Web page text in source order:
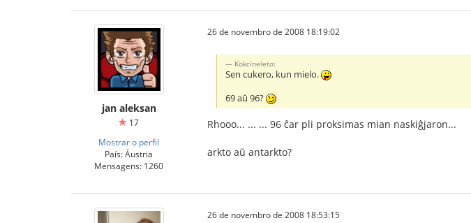
jan aleksan
17
Mostrar o perfil
País: Áustria
Mensagens: 1260
26 de novembro de 2008 18:19:02
Kokcineleto:
Sen cukero, kun mielo.
69 aŭ 96?
Rhooo... ... ... 96 ĉar pli proksimas mian naskiĝjaron...
arkto aŭ antarkto?
26 de novembro de 2008 18:53:15